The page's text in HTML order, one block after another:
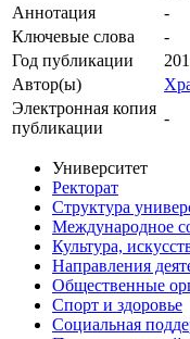
Аннотация
-
Ключевые cлова
-
Год публикации
Автор(ы)
Электронная копия
публикации
-
Университет
Ректорат
Структура
Международное
Культура,
Направления
Общественные
Спорт и здоровье
Социальная